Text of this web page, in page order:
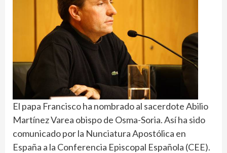
El papa Francisco ha nombrado al sacerdote Abilio
Martínez Varea obispo de Osma-Soria. Así ha sido
comunicado por la Nunciatura Apostólica en
España a la Conferencia Episcopal Española (CEE).